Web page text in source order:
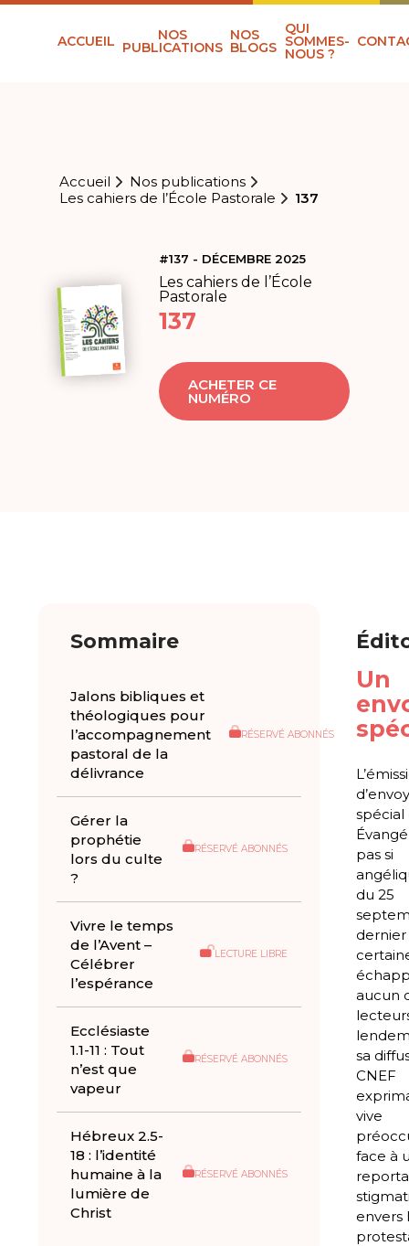
ACCUEIL NOS
PUBLICATIONS
NOS
BLOGS
QUI
SOMMES-
NOUS ?
Accueil
Nos publications
Les cahiers de l’École Pastorale
137
#137 - DÉCEMBRE 2025
Les cahiers de l’École
Pastorale
137
ACHETER CE
NUMÉRO
Sommaire
Jalons bibliques et
théologiques pour
l’accompagnement
pastoral de la
délivrance
RÉSERVÉ ABONNÉS
Gérer la
prophétie
lors du culte
?
RÉSERVÉ ABONNÉS
Vivre le temps
de l’Avent –
Célébrer
l’espérance
LECTURE LIBRE
Ecclésiaste
1.1-11 : Tout
n’est que
vapeur
RÉSERVÉ ABONNÉS
Hébreux 2.5-
18 : l’identité
humaine à la
lumière de
Christ
RÉSERVÉ ABONNÉS
Un
spécial
pas si
du 25
dernier
aucun
sa
CNEF
vive
face à
envers